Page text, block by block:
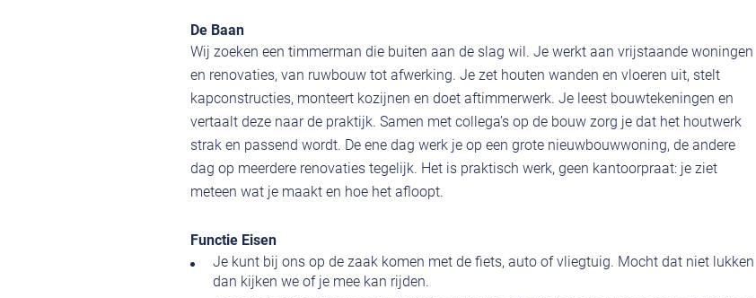
De Baan
Wij zoeken een timmerman die buiten aan de slag wil. Je werkt aan vrijstaande woningen
en renovaties, van ruwbouw tot afwerking. Je zet houten wanden en vloeren uit, stelt
kapconstructies, monteert kozijnen en doet aftimmerwerk. Je leest bouwtekeningen en
vertaalt deze naar de praktijk. Samen met collega’s op de bouw zorg je dat het houtwerk
strak en passend wordt. De ene dag werk je op een grote nieuwbouwwoning, de andere
dag op meerdere renovaties tegelijk. Het is praktisch werk, geen kantoorpraat: je ziet
meteen wat je maakt en hoe het afloopt.
Functie Eisen
Je kunt bij ons op de zaak komen met de fiets, auto of vliegtuig. Mocht dat niet lukken
dan kijken we of je mee kan rijden.